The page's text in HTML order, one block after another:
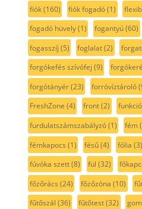
fiók(160) fiók fogadó(1)
fogadó hüvely(1) fogantyú(60)
fogasszíj (5) foglalat(2)
forgókefés szívófej (9)
forgótányér(23) forróvíztároló
FreshZone (4) front(2)
furdulatszámszabályzó(1) fém
fémkapocs (1) fésű(4) fólia (3)
fúvóka szett(8) fül (32)
főzőrács (24) főzőzóna (10)
fűtőszál (36) fűtőtest(32)